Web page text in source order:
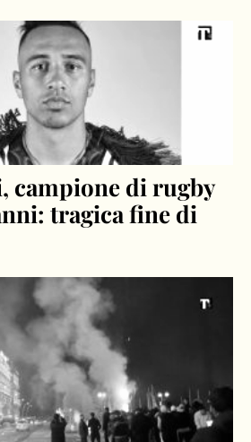
campione di rugby
tragica fine di